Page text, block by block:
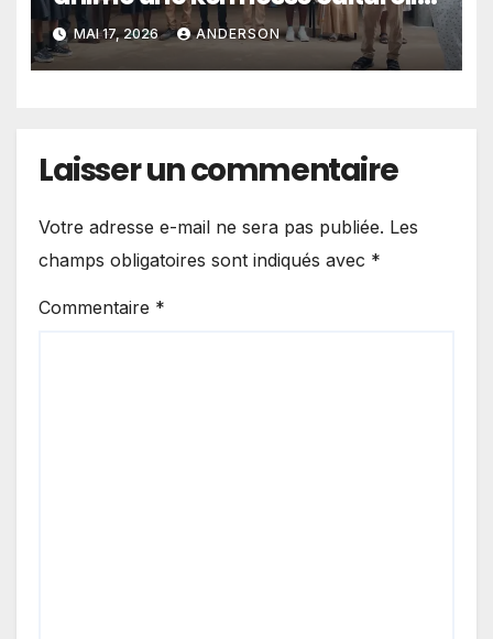
pour raviver l’amour du
français chez les élèves
MAI 17, 2026 ANDERSON
Laisser un commentaire
Votre adresse e-mail ne sera pas publiée. Les
champs obligatoires sont indiqués avec *
Commentaire *